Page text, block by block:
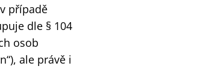
případě
dle § 104
osob
ale právě i